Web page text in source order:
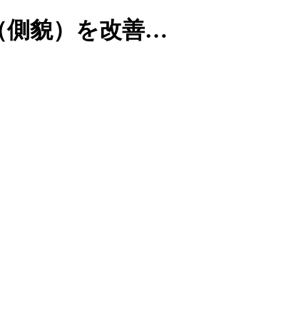
側貌）を改善…